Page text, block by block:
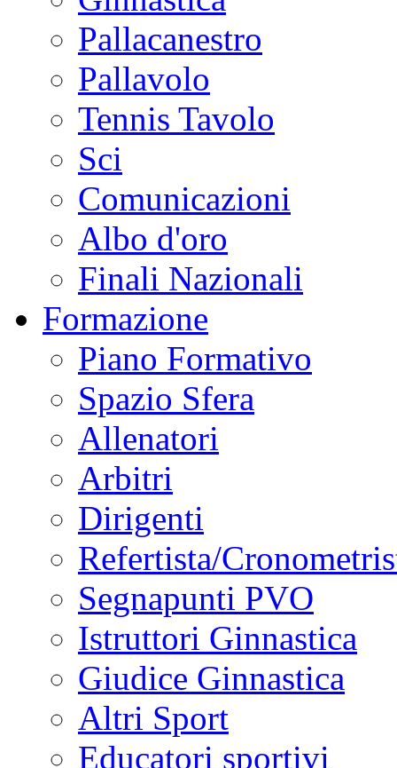
Pallacanestro
Pallavolo
Tennis Tavolo
Sci
Comunicazioni
Albo d'oro
Finali Nazionali
Formazione
Piano Formativo
Spazio Sfera
Allenatori
Arbitri
Dirigenti
Refertista/
Segnapunti PVO
Istruttori Ginnastica
Giudice Ginnastica
Altri Sport
Educatori sportivi